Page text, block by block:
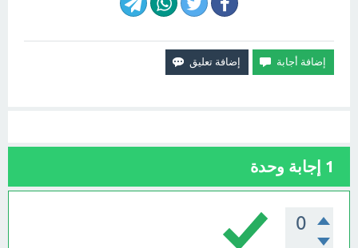
1 إجابة وحدة
0